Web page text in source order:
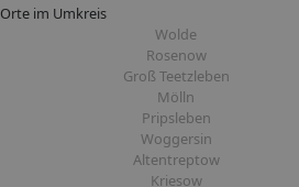
Orte im Umkreis
Wolde
Rosenow
Groß Teetzleben
Mölln
Pripsleben
Woggersin
Altentreptow
Kriesow